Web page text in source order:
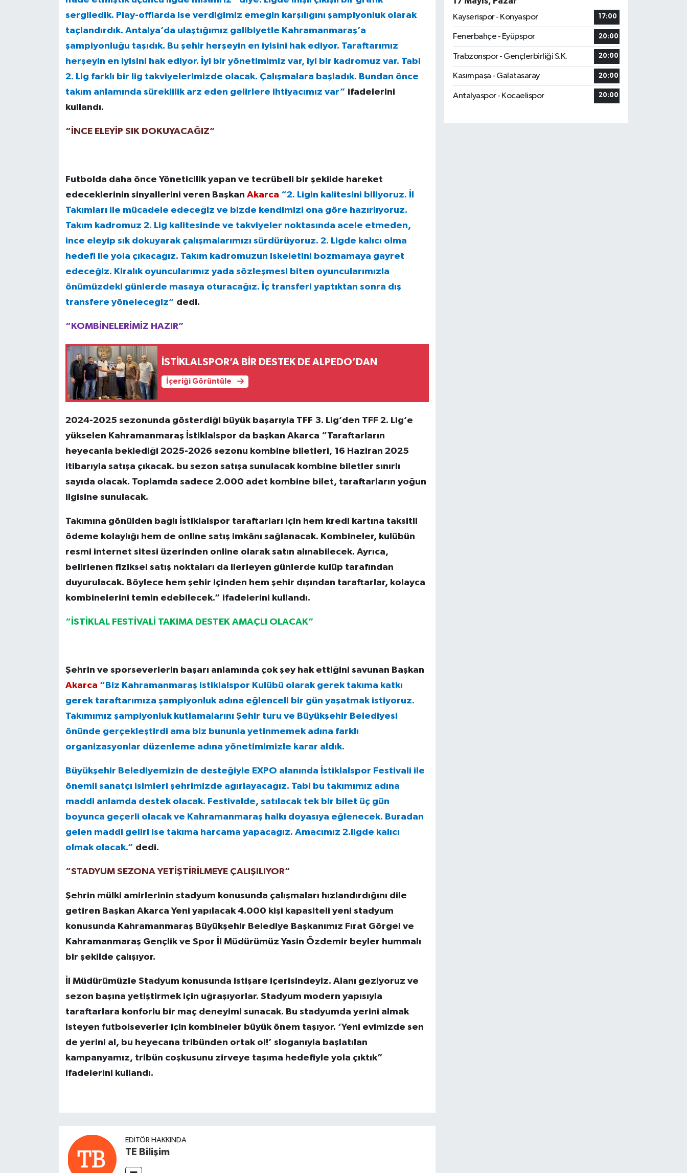
sergiledik. Play-offlarda ise verdiğimiz emeğin karşılığını şampiyonluk olarak
taçlandırdık. Antalya’da ulaştığımız galibiyetle Kahramanmaraş’a
şampiyonluğu taşıdık. Bu şehir herşeyin en iyisini hak ediyor. Taraftarımız
herşeyin en iyisini hak ediyor. İyi bir yönetimimiz var, iyi bir kadromuz var. Tabi
2. Lig farklı bir lig takviyelerimizde olacak. Çalışmalara başladık. Bundan önce
takım anlamında süreklilik arz eden gelirlere ihtiyacımız var” ifadelerini
kullandı.
“İNCE ELEYİP SIK DOKUYACAĞIZ”
Futbolda daha önce Yöneticilik yapan ve tecrübeli bir şekilde hareket
edeceklerinin sinyallerini veren Başkan Akarca “2. Ligin kalitesini biliyoruz. İl
Takımları ile mücadele edeceğiz ve bizde kendimizi ona göre hazırlıyoruz.
Takım kadromuz 2. Lig kalitesinde ve takviyeler noktasında acele etmeden,
ince eleyip sık dokuyarak çalışmalarımızı sürdürüyoruz. 2. Ligde kalıcı olma
hedefi ile yola çıkacağız. Takım kadromuzun iskeletini bozmamaya gayret
edeceğiz. Kiralık oyuncularımız yada sözleşmesi biten oyuncularımızla
önümüzdeki günlerde masaya oturacağız. İç transferi yaptıktan sonra dış
transfere yöneleceğiz” dedi.
“KOMBİNELERİMİZ HAZIR”
İSTİKLALSPOR’A BİR DESTEK DE ALPEDO’DAN
İçeriği Görüntüle
2024-2025 sezonunda gösterdiği büyük başarıyla TFF 3. Lig’den TFF 2. Lig’e
yükselen Kahramanmaraş İstiklalspor da başkan Akarca “Taraftarların
heyecanla beklediği 2025-2026 sezonu kombine biletleri, 16 Haziran 2025
itibarıyla satışa çıkacak. bu sezon satışa sunulacak kombine biletler sınırlı
sayıda olacak. Toplamda sadece 2.000 adet kombine bilet, taraftarların yoğun
ilgisine sunulacak.
Takımına gönülden bağlı İstiklalspor taraftarları için hem kredi kartına taksitli
ödeme kolaylığı hem de online satış imkânı sağlanacak. Kombineler, kulübün
resmi internet sitesi üzerinden online olarak satın alınabilecek. Ayrıca,
belirlenen fiziksel satış noktaları da ilerleyen günlerde kulüp tarafından
duyurulacak. Böylece hem şehir içinden hem şehir dışından taraftarlar, kolayca
kombinelerini temin edebilecek.” ifadelerini kullandı.
“İSTİKLAL FESTİVALİ TAKIMA DESTEK AMAÇLI OLACAK”
Şehrin ve sporseverlerin başarı anlamında çok şey hak ettiğini savunan Başkan
Akarca “Biz Kahramanmaraş istiklalspor Kulübü olarak gerek takıma katkı
gerek taraftarımıza şampiyonluk adına eğlenceli bir gün yaşatmak istiyoruz.
Takımımız şampiyonluk kutlamalarını Şehir turu ve Büyükşehir Belediyesi
önünde gerçekleştirdi ama biz bununla yetinmemek adına farklı
organizasyonlar düzenleme adına yönetimimizle karar aldık.
Büyükşehir Belediyemizin de desteğiyle EXPO alanında İstiklalspor Festivali ile
önemli sanatçı isimleri şehrimizde ağırlayacağız. Tabi bu takımımız adına
maddi anlamda destek olacak. Festivalde, satılacak tek bir bilet üç gün
boyunca geçerli olacak ve Kahramanmaraş halkı doyasıya eğlenecek. Buradan
gelen maddi geliri ise takıma harcama yapacağız. Amacımız 2.ligde kalıcı
olmak olacak.” dedi.
“STADYUM SEZONA YETİŞTİRİLMEYE ÇALIŞILIYOR”
Şehrin mülki amirlerinin stadyum konusunda çalışmaları hızlandırdığını dile
getiren Başkan Akarca Yeni yapılacak 4.000 kişi kapasiteli yeni stadyum
konusunda Kahramanmaraş Büyükşehir Belediye Başkanımız Fırat Görgel ve
Kahramanmaraş Gençlik ve Spor İl Müdürümüz Yasin Özdemir beyler hummalı
bir şekilde çalışıyor.
İl Müdürümüzle Stadyum konusunda istişare içerisindeyiz. Alanı geziyoruz ve
sezon başına yetiştirmek için uğraşıyorlar. Stadyum modern yapısıyla
taraftarlara konforlu bir maç deneyimi sunacak. Bu stadyumda yerini almak
isteyen futbolseverler için kombineler büyük önem taşıyor. ‘Yeni evimizde sen
de yerini al, bu heyecana tribünden ortak ol!’ sloganıyla başlatılan
kampanyamız, tribün coşkusunu zirveye taşıma hedefiyle yola çıktık”
ifadelerini kullandı.
EDITÖR HAKKINDA
TE Bilişim
Kayserispor - Konyaspor
17:00
Fenerbahçe - Eyüpspor 20:00
Trabzonspor - Gençlerbirliği S.K. 20:00
Kasımpaşa - Galatasaray 20:00
Antalyaspor - Kocaelispor 20:00